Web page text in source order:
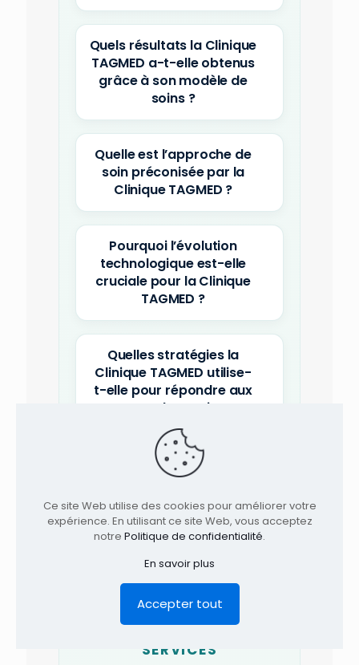
Quels résultats la Clinique
TAGMED a-t-elle obtenus
grâce à son modèle de
soins ?
Quelle est l’approche de
soin préconisée par la
Clinique TAGMED ?
Pourquoi l’évolution
technologique est-elle
cruciale pour la Clinique
TAGMED ?
Quelles stratégies la
Clinique TAGMED utilise-
t-elle pour répondre aux
attentes des patients ?
Qu’est-ce qui distingue la
Clinique TAGMED dans
son secteur ?
Quel est le domaine de
spécialisation de la
Clinique TAGMED ?
SERVICES
Ce site Web utilise des cookies pour améliorer votre
expérience. En utilisant ce site Web, vous acceptez
notre Politique de confidentialité.
En savoir plus
Accepter tout